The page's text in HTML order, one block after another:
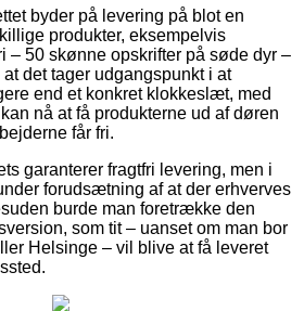
byder på levering på blot en
produkter, eksempelvis
– 50 skønne opskrifter på søde dyr –
det tager udgangspunkt i at
end et konkret klokkeslæt, med
nå at få produkterne ud af døren
får fri.
garanterer fragtfri levering, men i
forudsætning af at der erhverves
burde man foretrække den
som tit – uanset om man bor
Helsinge – vil blive at få leveret